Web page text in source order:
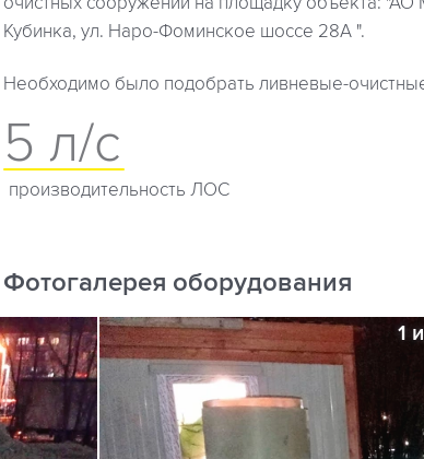
Кубинка, ул. Наро-Фоминское шоссе 28А ".
Необходимо было подобрать ливневые-
5 л/с
производительность ЛОС
Фотогалерея оборудования
1